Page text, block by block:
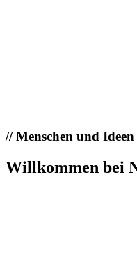
//Menschen und Ideen
Willkommen bei